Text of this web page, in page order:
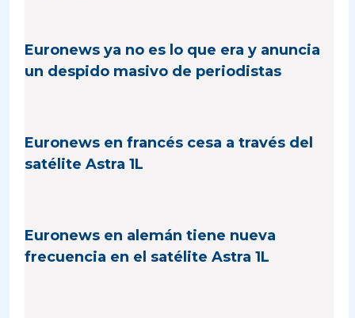
Euronews ya no es lo que era y anuncia
un despido masivo de periodistas
Euronews en francés cesa a través del
satélite Astra 1L
Euronews en alemán tiene nueva
frecuencia en el satélite Astra 1L